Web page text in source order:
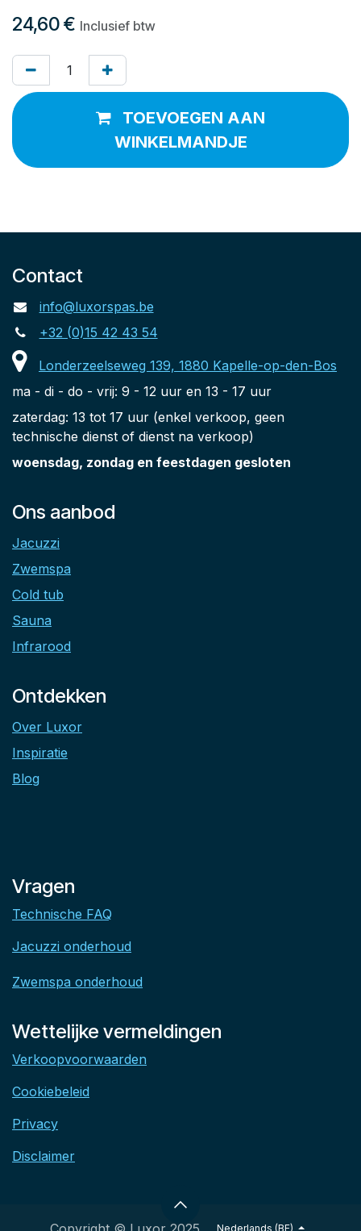
24,60€ Inclusief btw
TOEVOEGEN AAN
WINKELMANDJE
Contact
info@luxorspas.be
+32 (0)15 42 43 54
Londerzeelseweg 139, 1880 Kapelle-op-den-Bos
ma - di - do - vrij: 9 - 12 uur en 13 - 17 uur
zaterdag: 13 tot 17 uur (enkel verkoop, geen
technische dienst of dienst na verkoop)
woensdag, zondag en feestdagen gesloten
Ons aanbod
Jacuzzi
Zwemspa
Cold tub
Sauna
Infrarood
Ontdekken
Over Luxor
Inspiratie
Blog
Vragen
Technische FAQ
Jacuzzi onderhoud
Zwemspa onderhoud
Wettelijke vermeldingen
Verkoopvoorwaarden
Cookiebeleid
Privacy
Disclaimer
Nederlands (BE)